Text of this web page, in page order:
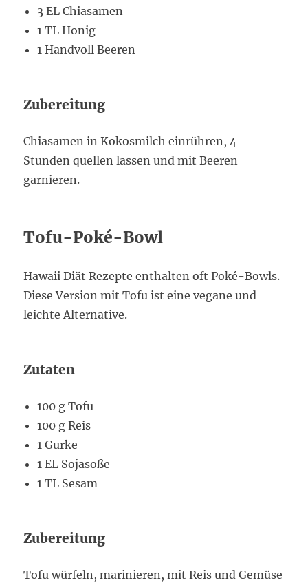
3 EL Chiasamen
1 TL Honig
1 Handvoll Beeren
Zubereitung
Chiasamen in Kokosmilch einrühren, 4
Stunden quellen lassen und mit Beeren
garnieren.
Tofu-Poké-Bowl
Hawaii Diät Rezepte enthalten oft Poké-Bowls.
Diese Version mit Tofu ist eine vegane und
leichte Alternative.
Zutaten
100 g Tofu
100 g Reis
1 Gurke
1 EL Sojasoße
1 TL Sesam
Zubereitung
Tofu würfeln, marinieren, mit Reis und Gemüse